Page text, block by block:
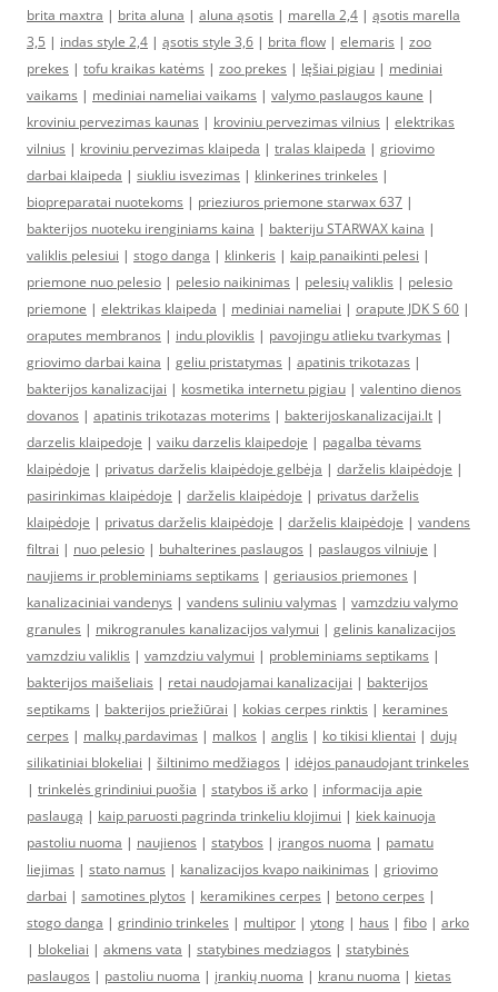
brita maxtra | brita aluna | aluna ąsotis | marella 2,4 | ąsotis marella
3,5 | indas style 2,4 | ąsotis style 3,6 | brita flow | elemaris | zoo
prekes | tofu kraikas katėms | zoo prekes | lęšiai pigiau | mediniai
vaikams | mediniai nameliai vaikams | valymo paslaugos kaune |
kroviniu pervezimas kaunas | kroviniu pervezimas vilnius | elektrikas
vilnius | kroviniu pervezimas klaipeda | tralas klaipeda | griovimo
darbai klaipeda | siukliu isvezimas | klinkerines trinkeles |
biopreparatai nuotekoms | prieziuros priemone starwax 637 |
bakterijos nuoteku irenginiams kaina | bakteriju STARWAX kaina |
valiklis pelesiui | stogo danga | klinkeris | kaip panaikinti pelesi |
priemone nuo pelesio | pelesio naikinimas | pelesių valiklis | pelesio
priemone | elektrikas klaipeda | mediniai nameliai | orapute JDK S 60 |
oraputes membranos | indu ploviklis | pavojingu atlieku tvarkymas |
griovimo darbai kaina | geliu pristatymas | apatinis trikotazas |
bakterijos kanalizacijai | kosmetika internetu pigiau | valentino dienos
dovanos | apatinis trikotazas moterims | bakterijoskanalizacijai.lt |
darzelis klaipedoje | vaiku darzelis klaipedoje | pagalba tėvams
klaipėdoje | privatus darželis klaipėdoje gelbėja | darželis klaipėdoje |
pasirinkimas klaipėdoje | darželis klaipėdoje | privatus darželis
klaipėdoje | privatus darželis klaipėdoje | darželis klaipėdoje | vandens
filtrai | nuo pelesio | buhalterines paslaugos | paslaugos vilniuje |
naujiems ir probleminiams septikams | geriausios priemones |
kanalizaciniai vandenys | vandens suliniu valymas | vamzdziu valymo
granules | mikrogranules kanalizacijos valymui | gelinis kanalizacijos
vamzdziu valiklis | vamzdziu valymui | probleminiams septikams |
bakterijos maišeliais | retai naudojamai kanalizacijai | bakterijos
septikams | bakterijos priežiūrai | kokias cerpes rinktis | keramines
cerpes | malkų pardavimas | malkos | anglis | ko tikisi klientai | dujų
silikatiniai blokeliai | šiltinimo medžiagos | idėjos panaudojant trinkeles
| trinkelės grindiniui puošia | statybos iš arko | informacija apie
paslaugą | kaip paruosti pagrinda trinkeliu klojimui | kiek kainuoja
pastoliu nuoma | naujienos | statybos | įrangos nuoma | pamatu
liejimas | stato namus | kanalizacijos kvapo naikinimas | griovimo
darbai | samotines plytos | keramikines cerpes | betono cerpes |
stogo danga | grindinio trinkeles | multipor | ytong | haus | fibo | arko
| blokeliai | akmens vata | statybines medziagos | statybinės
paslaugos | pastoliu nuoma | įrankių nuoma | kranu nuoma | kietas